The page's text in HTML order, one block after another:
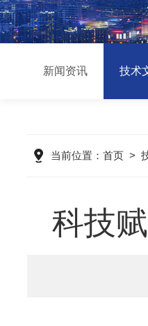
新闻资讯 技术
当前位置： 首页 >
科技